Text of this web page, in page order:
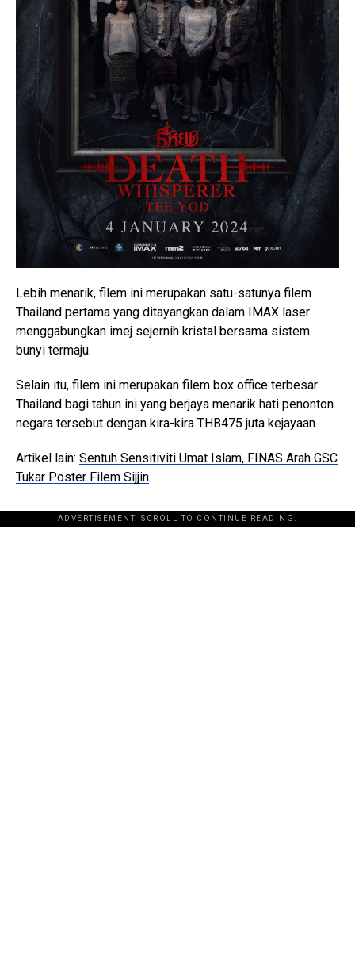
Lebih menarik, filem ini merupakan satu-satunya filem
Thailand pertama yang ditayangkan dalam IMAX laser
menggabungkan imej sejernih kristal bersama sistem
bunyi termaju.
Selain itu, filem ini merupakan filem box office terbesar
Thailand bagi tahun ini yang berjaya menarik hati penonton
negara tersebut dengan kira-kira THB475 juta kejayaan.
Artikel lain: Sentuh Sensitiviti Umat Islam, FINAS Arah GSC
Tukar Poster Filem Sijjin
ADVERTISEMENT. SCROLL TO CONTINUE READING.